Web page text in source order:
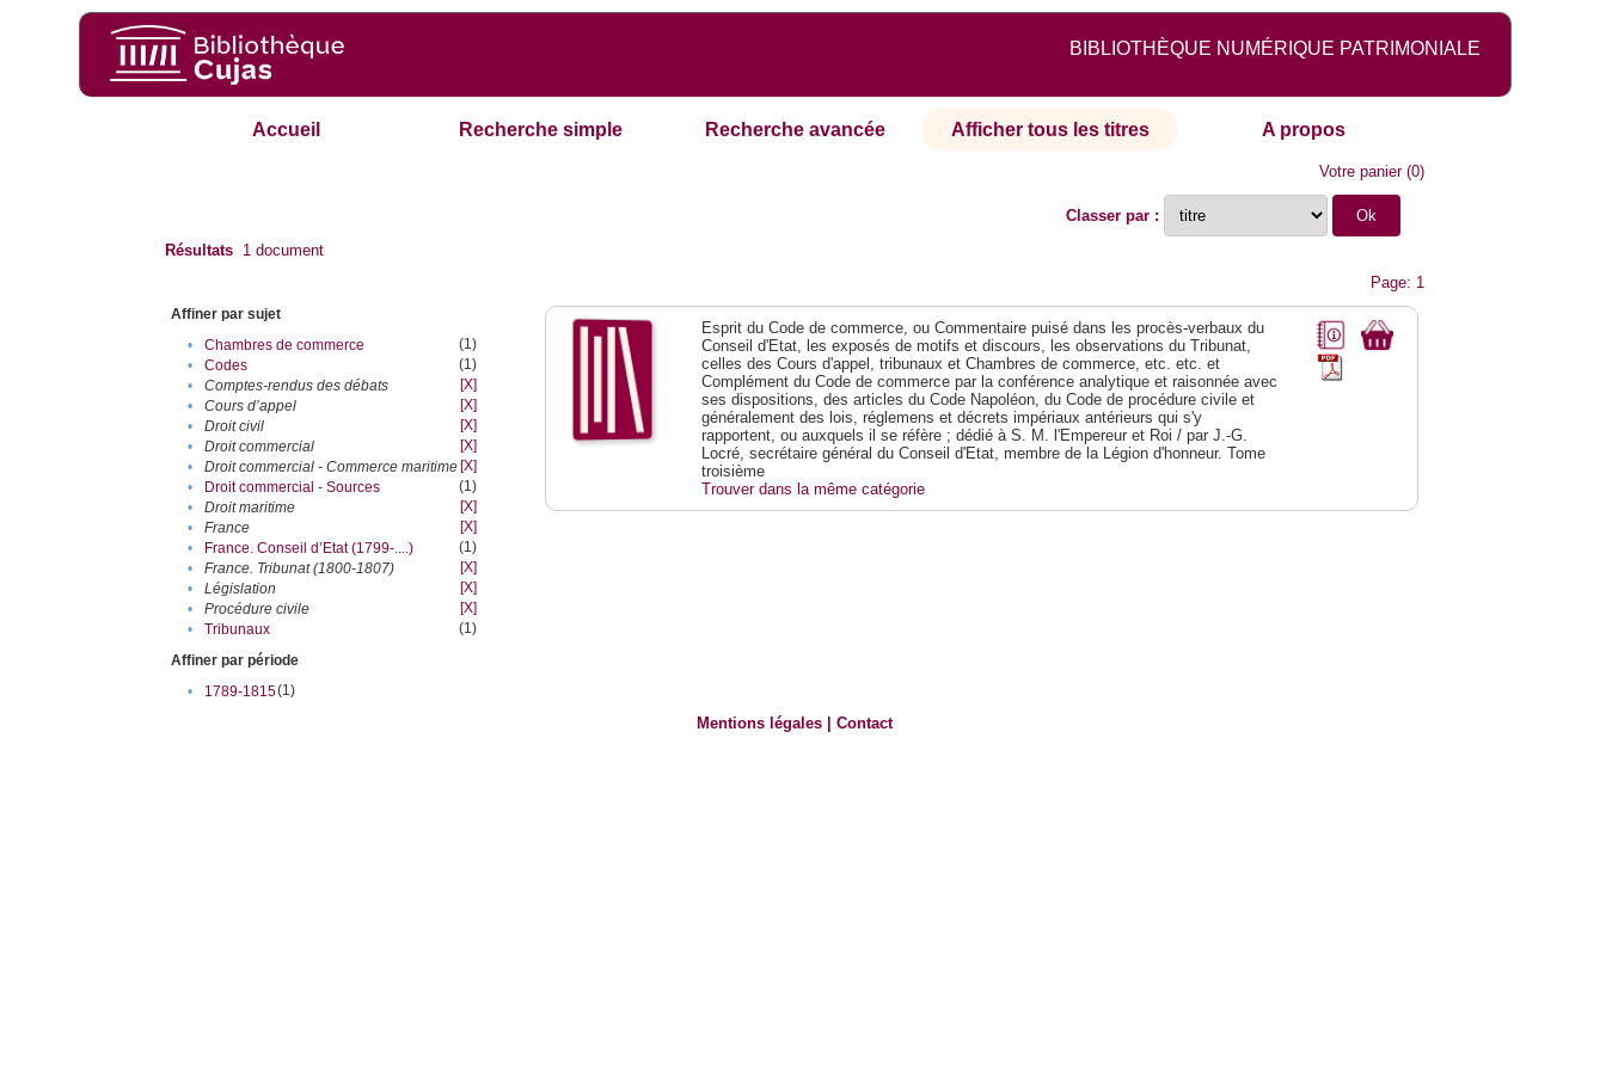
BIBLIOTHÈQUE NUMÉRIQUE PATRIMONIALE
Accueil Recherche simple Recherche avancée Afficher tous les titres A propos
Votre panier(0)
Classer par :
Résultats 1 document
Page: 1
Affiner par sujet
•
Chambres de commerce
(1)
•
Codes
(1)
•
Comptes-rendus des débats
[X]
•
Cours d’appel
[X]
•
Droit civil
[X]
•
Droit commercial
[X]
•
Droit commercial - Commerce maritime [X]
•
Droit commercial - Sources
(1)
•
Droit maritime
[X]
•
France
[X]
•
France. Conseil d’Etat (1799-....)
(1)
•
France. Tribunat (1800-1807)
[X]
•
Législation
[X]
•
Procédure civile
[X]
•
Tribunaux
(1)
Affiner par période
•
1789-1815(1)
Esprit du Code de commerce, ou Commentaire puisé dans les procès-verbaux du
Conseil d'Etat, les exposés de motifs et discours, les observations du Tribunat,
celles des Cours d'appel, tribunaux et Chambres de commerce, etc. etc. et
Complément du Code de commerce par la conférence analytique et raisonnée avec
ses dispositions, des articles du Code Napoléon, du Code de procédure civile et
généralement des lois, réglemens et décrets impériaux antérieurs qui s'y
rapportent, ou auxquels il se réfère ; dédié à S. M. l'Empereur et Roi / par J.-G.
Locré, secrétaire général du Conseil d'Etat, membre de la Légion d'honneur. Tome
troisième
Trouver dans la même catégorie
Mentions légales |Contact